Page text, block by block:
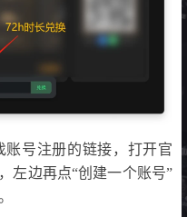
号注册的链接，打开官
左边再点“创建一个账号”